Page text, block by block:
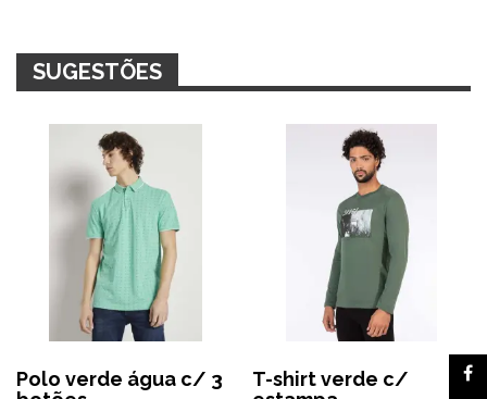
SUGESTÕES
Polo verde água c/ 3
T-shirt verde c/